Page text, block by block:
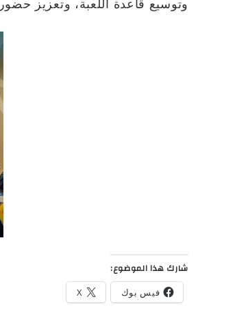
وتوسيع قاعدة اللعبة، وتعزيز
شارك هذا الموضوع:
فيس بوك X